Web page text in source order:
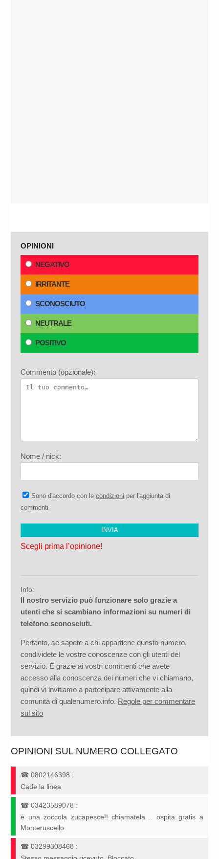
OPINIONI
NEGATIVO
IRRITANTE
SCONOSCIUTO
NEUTRALE
POSITIVO
Commento (opzionale):
Nome / nick:
Sono d'accordo con lecondizioni per l'aggiunta di
commenti
Scegli prima l’opinione!
Info:
Il nostro servizio può funzionare solo grazie a
utenti che si scambiano informazioni su numeri di
telefono sconosciuti.
Pertanto, se sapete a chi appartiene questo numero,
condividete le vostre conoscenze con gli utenti del
servizio. È grazie ai vostri commenti che avete
accesso alla conoscenza dei numeri che vi chiamano,
quindi vi invitiamo a partecipare attivamente alla
comunità di qualenumero.info. Regole per commentare
sul sito
OPINIONI SUL NUMERO COLLEGATO
☎0802146398 :
Cade la linea
☎03423589078 :
è una zoccola zucapesce!! chiamatela .. ospita gratis a
Monteruscello
☎03299308468 :